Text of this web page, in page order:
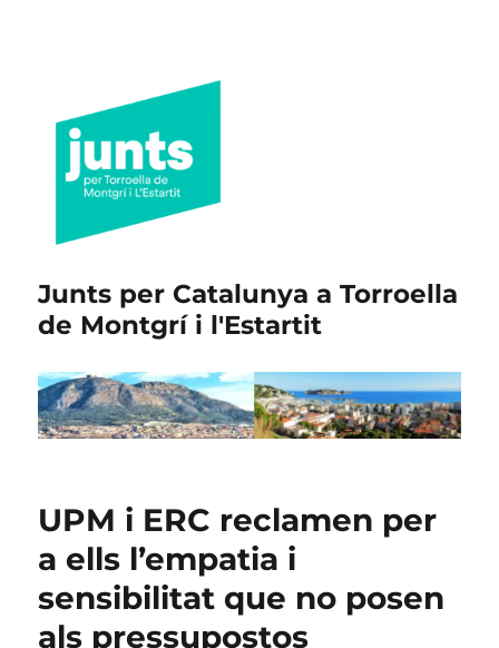
Junts per Catalunya a Torroella
de Montgrí i l'Estartit
UPM i ERC reclamen per
a ells l’empatia i
sensibilitat que no posen
als pressupostos